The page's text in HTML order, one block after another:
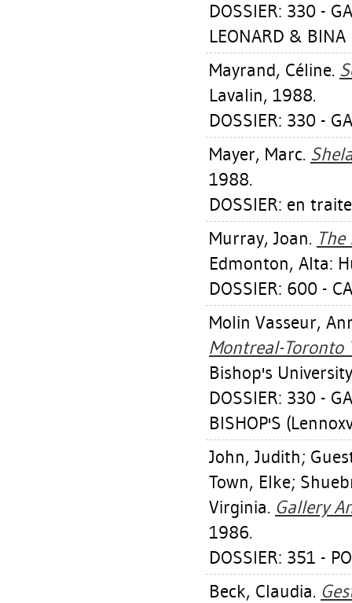
DOSSIER: 330 -
LEONARD & BINA
Mayrand, Céline.
Lavalin, 1988.
DOSSIER: 330 -
Mayer, Marc.
1988.
DOSSIER: en
Murray, Joan.
Edmonton, Alta:
DOSSIER: 600 -
Molin Vasseur,
Montreal-Toronto
Bishop's
DOSSIER: 330 -
BISHOP'S
John, Judith;
Town, Elke;
Virginia. Gallery
1986.
DOSSIER: 351 -
Beck, Claudia.